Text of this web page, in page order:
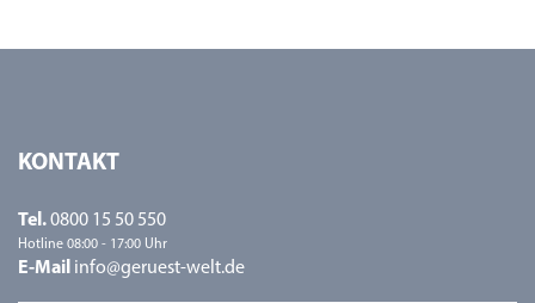
KONTAKT
Tel.0800 15 50 550
Hotline 08:00 - 17:00 Uhr
E-Mail info@geruest-welt.de